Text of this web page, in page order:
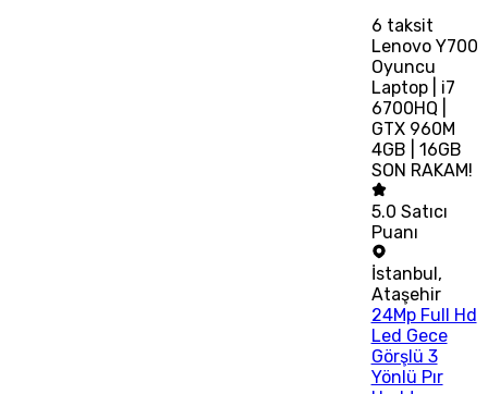
6 taksit
Lenovo Y700
Oyuncu
Laptop | i7
6700HQ |
GTX 960M
4GB | 16GB
SON RAKAM!
5.0 Satıcı
Puanı
İstanbul,
Ataşehir
24Mp Full Hd
Led Gece
Görşlü 3
Yönlü Pır